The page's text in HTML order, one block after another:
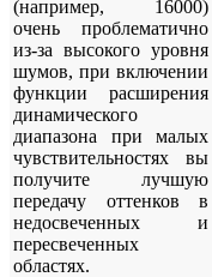
(например, 16000)
очень проблематично
из-за высокого уровня
шумов, при включении
функции расширения
динамического
диапазона при малых
чувствительностях вы
получите лучшую
передачу оттенков в
недосвеченных и
пересвеченных
областях.